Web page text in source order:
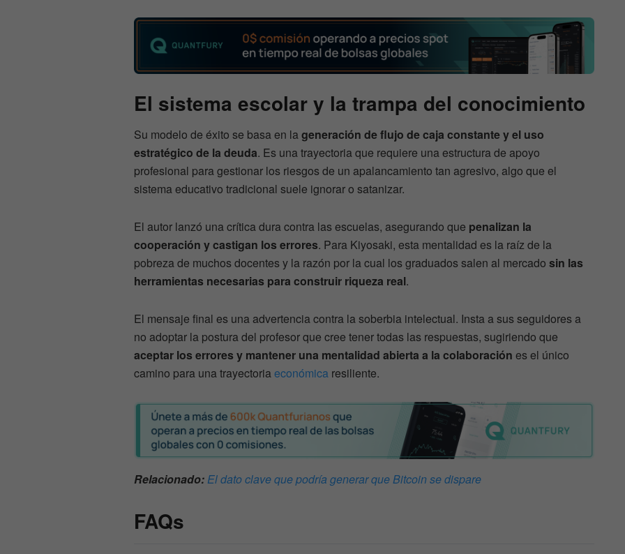
El sistema escolar y la trampa del conocimiento
Su modelo de éxito se basa en lageneración de flujo de caja constante y el uso
estratégico de la deuda. Es una trayectoria que requiere una estructura de apoyo
profesional para gestionar los riesgos de un apalancamiento tan agresivo, algo que el
sistema educativo tradicional suele ignorar o satanizar.
El autor lanzó una crítica dura contra las escuelas, asegurando que penalizan la
cooperación y castigan los errores. Para Kiyosaki, esta mentalidad es la raíz de la
pobreza de muchos docentes y la razón por la cual los graduados salen al mercado sin las
herramientas necesarias para construir riqueza real.
El mensaje final es una advertencia contra la soberbia intelectual. Insta a sus seguidores a
no adoptar la postura del profesor que cree tener todas las respuestas, sugiriendo que
aceptar los errores y mantener una mentalidad abierta a la colaboración es el único
camino para una trayectoriaeconómica resiliente.
Relacionado: El dato clave que podría generar que Bitcoin se dispare
FAQs